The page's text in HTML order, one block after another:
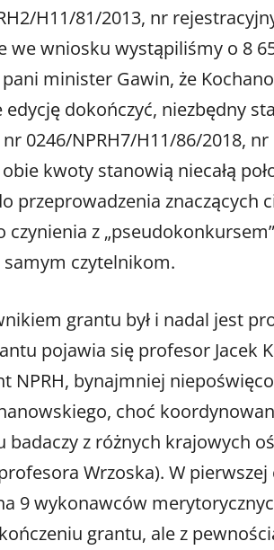
H11/81/2013, nr
we wniosku wystąpiliśmy o 8
pani minister Gawin, że
dokończyć, niezbędny
0246/NPRH7/H11/86/2018,
kwoty stanowią niecałą
przeprowadzenia
z
czytelnikom.
grantu był i nadal jest
pojawia się profesor Jacek
NPRH, bynajmniej
choć
badaczy z różnych
Wrzoska). W
9 wykonawców
grantu, ale z